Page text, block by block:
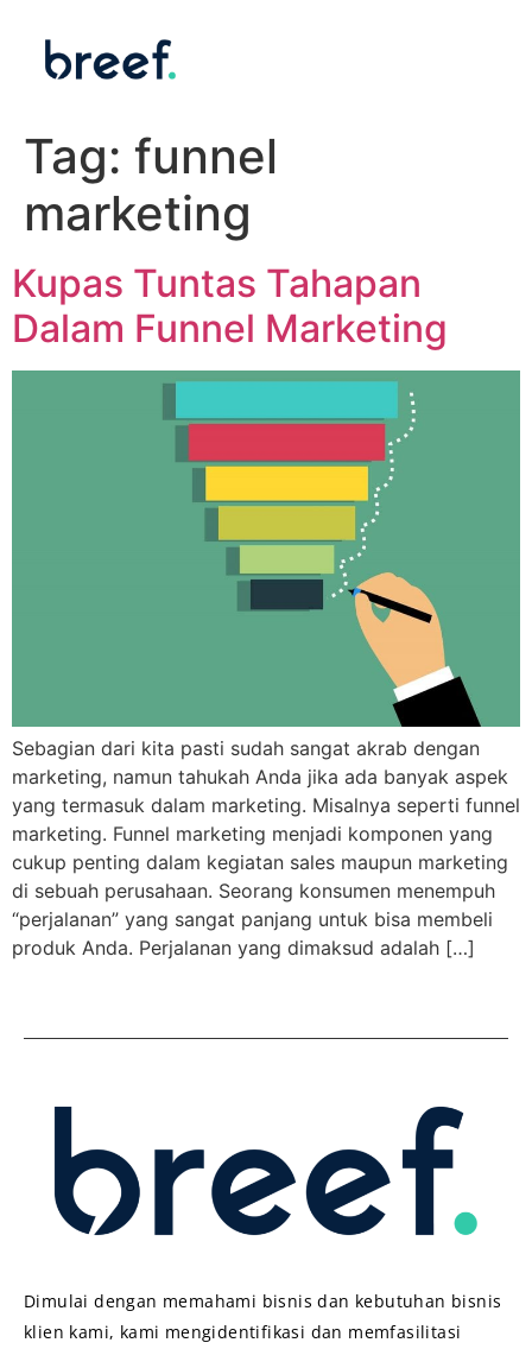
Tag: funnel
marketing
Kupas Tuntas Tahapan
Dalam Funnel Marketing
Sebagian dari kita pasti sudah sangat akrab dengan
marketing, namun tahukah Anda jika ada banyak aspek
yang termasuk dalam marketing. Misalnya seperti funnel
marketing. Funnel marketing menjadi komponen yang
cukup penting dalam kegiatan sales maupun marketing
di sebuah perusahaan. Seorang konsumen menempuh
“perjalanan” yang sangat panjang untuk bisa membeli
produk Anda. Perjalanan yang dimaksud adalah […]
Dimulai dengan memahami bisnis dan kebutuhan bisnis
klien kami, kami mengidentifikasi dan memfasilitasi